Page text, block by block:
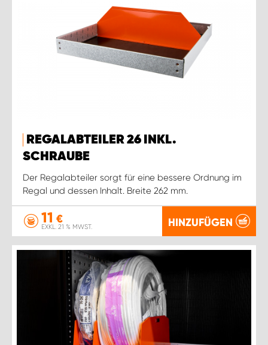
REGALABTEILER 26 INKL.
SCHRAUBE
Der Regalabteiler sorgt für eine bessere Ordnung im
Regal und dessen Inhalt. Breite 262 mm.
11 €
EXKL. 21 % MWST. HINZUFÜGEN